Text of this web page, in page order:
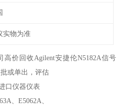
实物为准
价回收Agilent安捷伦N5182A信号
或单出，评估
口仪器仪表
、E5062A、